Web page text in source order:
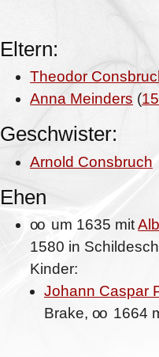
Eltern:
Theodor
Anna Meinders (
Geschwister:
Arnold Consbruch
Ehen
oo um 1635 mit
1580 in
Kinder:
Johann Caspar
Brake, oo 1664